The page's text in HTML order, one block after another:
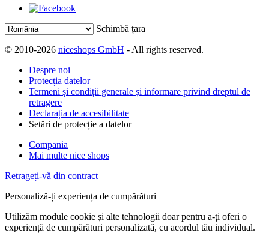
Schimbă țara
© 2010-2026 niceshops GmbH - All rights reserved.
Despre noi
Protecția datelor
Termeni și condiții generale și informare privind dreptul de
retragere
Declarația de accesibilitate
Setări de protecție a datelor
Compania
Mai multe nice shops
Retrageți-vă din contract
Personaliză-ți experiența de cumpărături
Utilizăm module cookie și alte tehnologii doar pentru a-ți oferi o
experiență de cumpărături personalizată, cu acordul tău individual.